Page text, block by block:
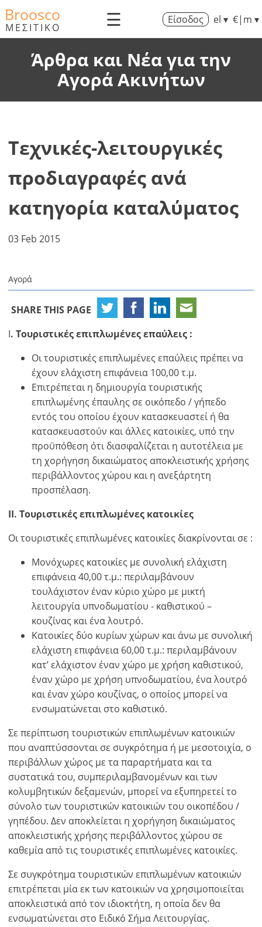
Broosco
ΜΕΣΙΤΙΚΟ ☰ Είσοδος el ▾ €|m ▾
Άρθρα και Νέα για την
Αγορά Ακινήτων
Τεχνικές-λειτουργικές
προδιαγραφές ανά
κατηγορία καταλύματος
03 Feb 2015
Αγορά
SHARE THIS PAGE
Ι. Τουριστικές επιπλωμένες επαύλεις :
Οι τουριστικές επιπλωμένες επαύλεις πρέπει να
έχουν ελάχιστη επιφάνεια 100,00 τ.μ.
Επιτρέπεται η δημιουργία τουριστικής
επιπλωμένης έπαυλης σε οικόπεδο / γήπεδο
εντός του οποίου έχουν κατασκευαστεί ή θα
κατασκευαστούν και άλλες κατοικίες, υπό την
προϋπόθεση ότι διασφαλίζεται η αυτοτέλεια με
τη χορήγηση δικαιώματος αποκλειστικής χρήσης
περιβάλλοντος χώρου και η ανεξάρτητη
προσπέλαση.
ΙΙ. Τουριστικές επιπλωμένες κατοικίες
Οι τουριστικές επιπλωμένες κατοικίες διακρίνονται σε :
Μονόχωρες κατοικίες με συνολική ελάχιστη
επιφάνεια 40,00 τ.μ.: περιλαμβάνουν
τουλάχιστον έναν κύριο χώρο με μικτή
λειτουργία υπνοδωματίου - καθιστικού –
κουζίνας και ένα λουτρό.
Κατοικίες δύο κυρίων χώρων και άνω με συνολική
ελάχιστη επιφάνεια 60,00 τ.μ.: περιλαμβάνουν
κατ’ ελάχιστον έναν χώρο με χρήση καθιστικού,
έναν χώρο με χρήση υπνοδωματίου, ένα λουτρό
και έναν χώρο κουζίνας, ο οποίος μπορεί να
ενσωματώνεται στο καθιστικό.
Σε περίπτωση τουριστικών επιπλωμένων κατοικιών
που αναπτύσσονται σε συγκρότημα ή με μεσοτοιχία, ο
περιβάλλων χώρος με τα παραρτήματα και τα
συστατικά του, συμπεριλαμβανομένων και των
κολυμβητικών δεξαμενών, μπορεί να εξυπηρετεί το
σύνολο των τουριστικών κατοικιών του οικοπέδου /
γηπέδου. Δεν αποκλείεται η χορήγηση δικαιώματος
αποκλειστικής χρήσης περιβάλλοντος χώρου σε
καθεμία από τις τουριστικές επιπλωμένες κατοικίες.
Σε συγκρότημα τουριστικών επιπλωμένων κατοικιών
επιτρέπεται μία εκ των κατοικιών να χρησιμοποιείται
αποκλειστικά από τον ιδιοκτήτη, η οποία δεν θα
ενσωματώνεται στο Ειδικό Σήμα Λειτουργίας.
Νόμισμα
Μονάδες
EUR €
USD - $
GBP - £
m/km/m²
ft/mi/ft²
Ελληνικά
Παρακαλώ
κάνετε
login
για
χρήση
της
λειτουργίας